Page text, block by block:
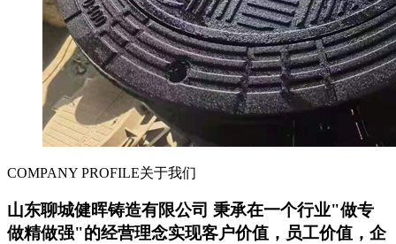
COMPANY PROFILE关于我们
山东聊城健晖铸造有限公司 秉承在一个行业"做专
做精做强"的经营理念实现客户价值，员工价值，企